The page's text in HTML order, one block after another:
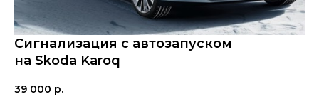
Сигнализация с автозапуском
на Skoda Karoq
39 000 р.